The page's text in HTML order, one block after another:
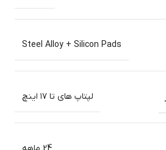
Steel Alloy + Silicon Pads
لپتاپ های تا ۱۷ اینچ